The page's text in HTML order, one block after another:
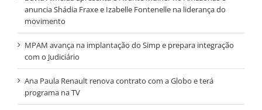
anuncia Shádia Fraxe e Izabelle Fontenelle na liderança do
movimento
MPAM avança na implantação do Simp e prepara integração
com o Judiciário
Ana Paula Renault renova contrato com a Globo e terá
programa na TV